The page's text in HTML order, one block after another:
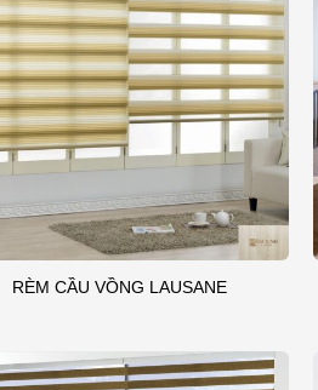
RÈM CẦU VỒNG LAUSANE